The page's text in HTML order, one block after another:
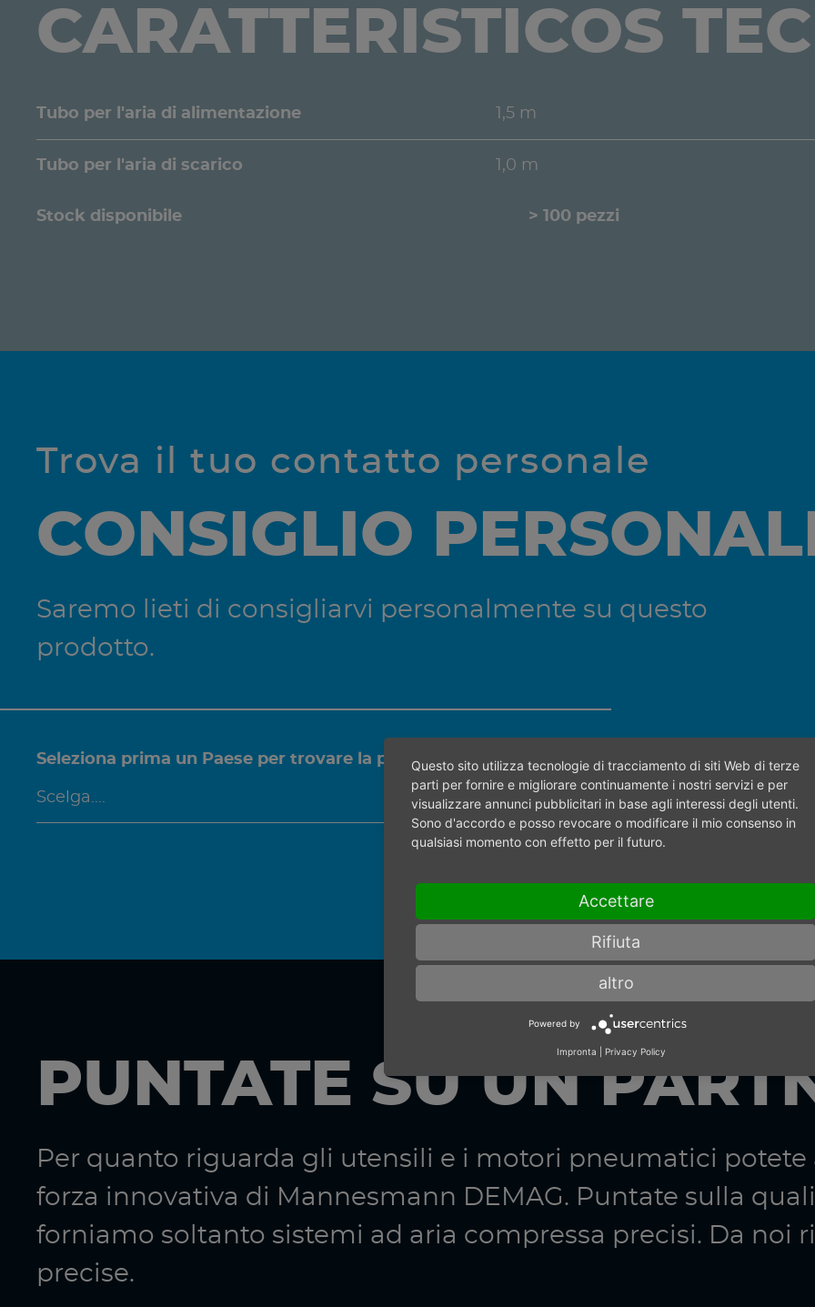
CARATTERISTICOS
Tubo per l'aria di alimentazione 1,5 m
Tubo per l'aria di scarico 1,0 m
Stock disponibile > 100 pezzi
Trova il tuo contatto personale
CONSIGLIO
Saremo lieti di consigliarvi personalmente su questo
prodotto.
Seleziona prima un Paese per trovare la persona di contatto giusta.
PUNTATE SU UN
Per quanto riguarda gli utensili e i motori pneumatici potete
forza innovativa di Mannesmann DEMAG. Puntate sulla
forniamo soltanto sistemi ad aria compressa precisi. Da noi
precise.
Questo sito utilizza tecnologie di tracciamento di siti Web di terze
parti per fornire e migliorare continuamente i nostri servizi e per
visualizzare annunci pubblicitari in base agli interessi degli utenti.
Sono d'accordo e posso revocare o modificare il mio consenso in
qualsiasi momento con effetto per il futuro.
Accettare
Rifiuta
altro
Powered by
Impronta Privacy Policy